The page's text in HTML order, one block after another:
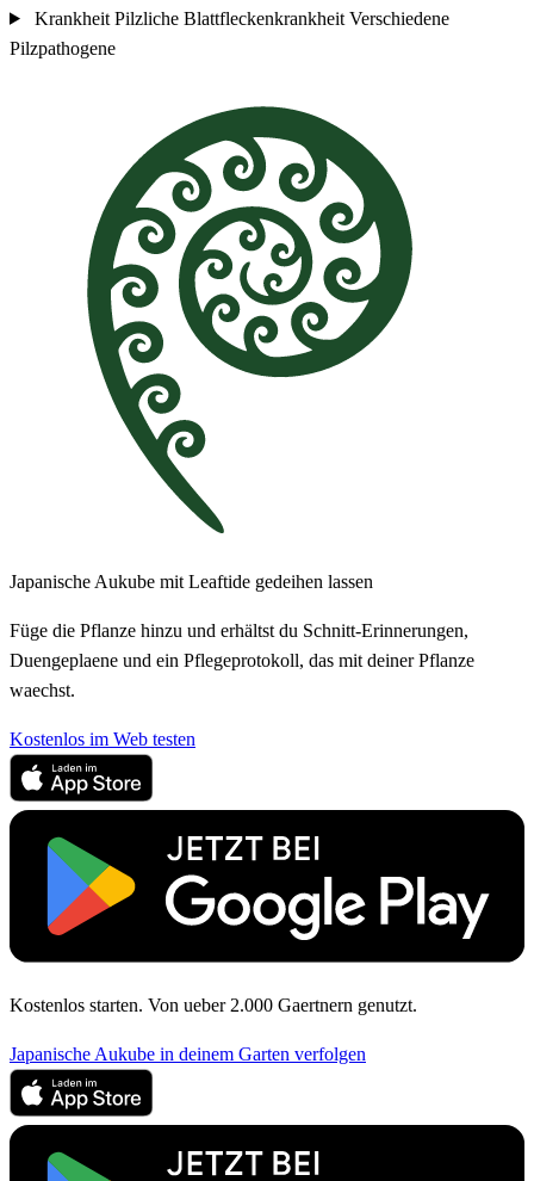
Krankheit Pilzliche Blattfleckenkrankheit Verschiedene
Pilzpathogene
Japanische Aukube mit Leaftide gedeihen lassen
Füge die Pflanze hinzu und erhältst du Schnitt-Erinnerungen,
Duengeplaene und ein Pflegeprotokoll, das mit deiner Pflanze
waechst.
Kostenlos im Web testen
Kostenlos starten. Von ueber 2.000 Gaertnern genutzt.
Japanische Aukube in deinem Garten verfolgen